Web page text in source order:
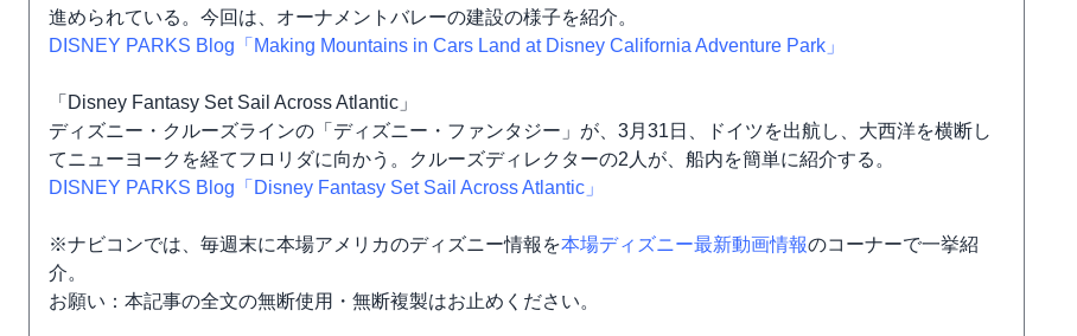
進められている。今回は、オーナメントバレーの建設の様子を紹介。
DISNEY PARKS Blog「Making Mountains in Cars Land at Disney California Adventure Park」
「Disney Fantasy Set Sail Across Atlantic」
ディズニー・クルーズラインの「ディズニー・ファンタジー」が、3月31日、ドイツを出航し、大西洋を横断し
てニューヨークを経てフロリダに向かう。クルーズディレクターの2人が、船内を簡単に紹介する。
DISNEY PARKS Blog「Disney Fantasy Set Sail Across Atlantic」
※ナビコンでは、毎週末に本場アメリカのディズニー情報を本場ディズニー最新動画情報のコーナーで一挙紹
介。
お願い：本記事の全文の無断使用・無断複製はお止めください。